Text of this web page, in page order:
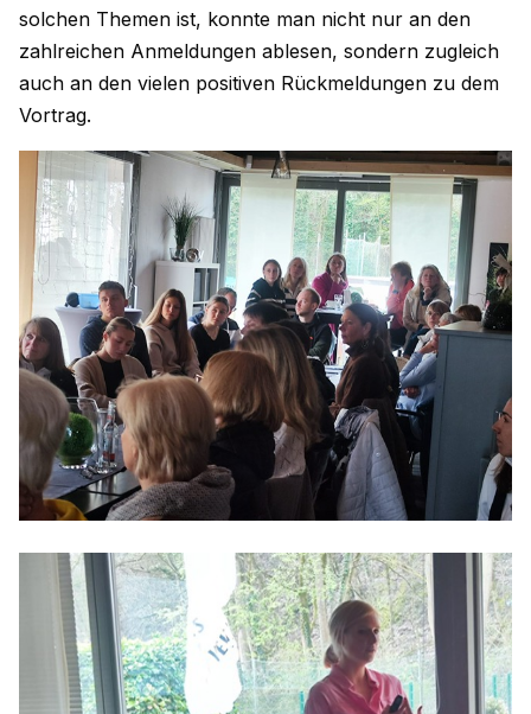
solchen Themen ist, konnte man nicht nur an den
zahlreichen Anmeldungen ablesen, sondern zugleich
auch an den vielen positiven Rückmeldungen zu dem
Vortrag.